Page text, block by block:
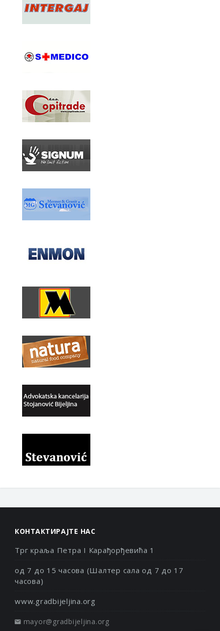
КОНТАКТИРАЈТЕ НАС
Трг краља Петра I Карађорђевића 1
од 7 до 15 часова (Шалтер сала од 7 до 17
часова)
www.gradbijeljina.org
mayor@gradbijeljina.org